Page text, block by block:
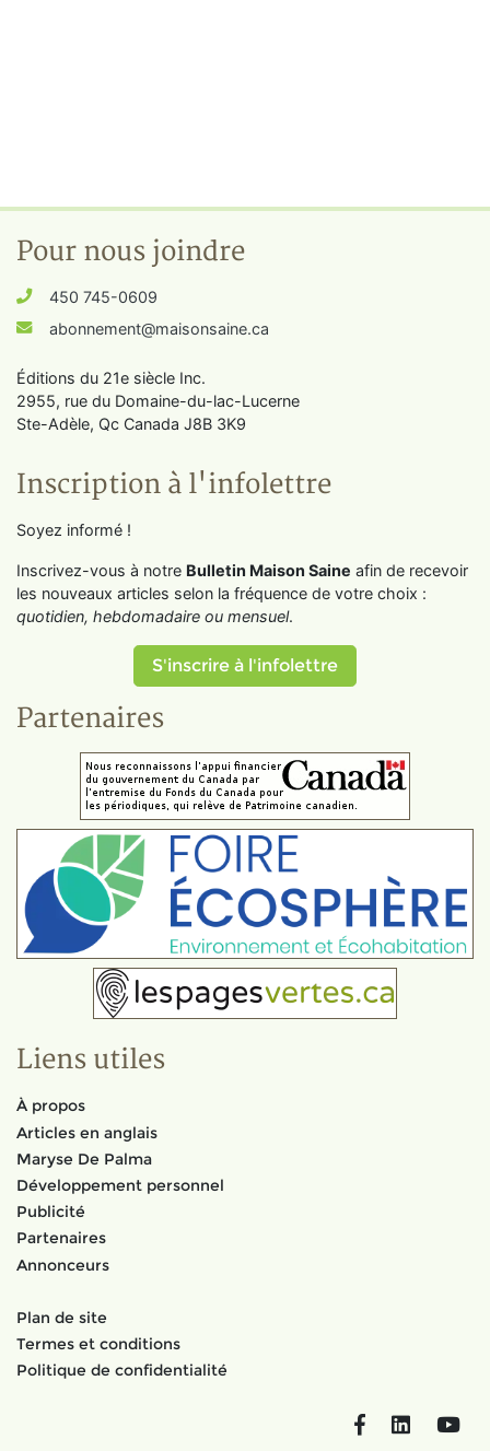
Pour nous joindre
450 745-0609
abonnement@maisonsaine.ca
Éditions du 21e siècle Inc.
2955, rue du Domaine-du-lac-Lucerne
Ste-Adèle, Qc Canada J8B 3K9
Inscription à l'infolettre
Soyez informé !
Inscrivez-vous à notre Bulletin Maison Saine afin de recevoir
les nouveaux articles selon la fréquence de votre choix :
quotidien, hebdomadaire ou mensuel.
S'inscrire à l'infolettre
Partenaires
Liens utiles
À propos
Articles en anglais
Maryse De Palma
Développement personnel
Publicité
Partenaires
Annonceurs
Plan de site
Termes et conditions
Politique de confidentialité
FacebookLinkedIn